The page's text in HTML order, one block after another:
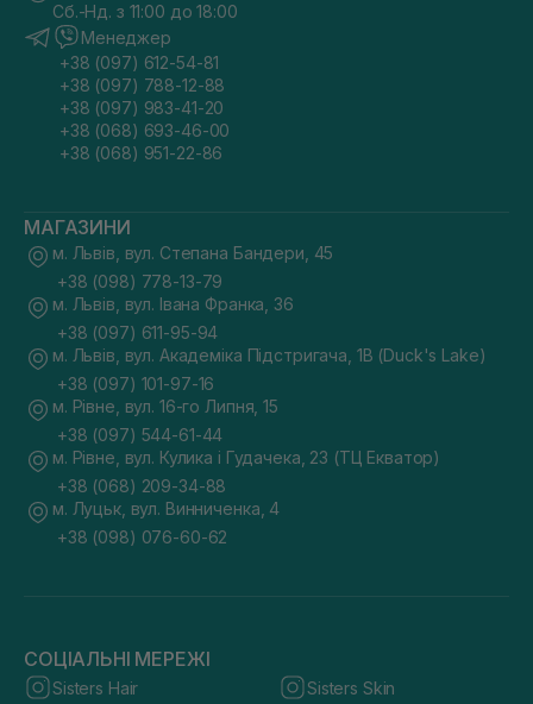
Сб.-Нд. з 11:00 до 18:00
Менеджер
+38 (097) 612-54-81
+38 (097) 788-12-88
+38 (097) 983-41-20
+38 (068) 693-46-00
+38 (068) 951-22-86
МАГАЗИНИ
м. Львів, вул. Степана Бандери, 45
+38 (098) 778-13-79
м. Львів, вул. Івана Франка, 36
+38 (097) 611-95-94
м. Львів, вул. Академіка Підстригача, 1В (Duck's Lake)
+38 (097) 101-97-16
м. Рівне, вул. 16-го Липня, 15
+38 (097) 544-61-44
м. Рівне, вул. Кулика і Гудачека, 23 (ТЦ Екватор)
+38 (068) 209-34-88
м. Луцьк, вул. Винниченка, 4
+38 (098) 076-60-62
СОЦІАЛЬНІ МЕРЕЖІ
Sisters Hair Sisters Skin